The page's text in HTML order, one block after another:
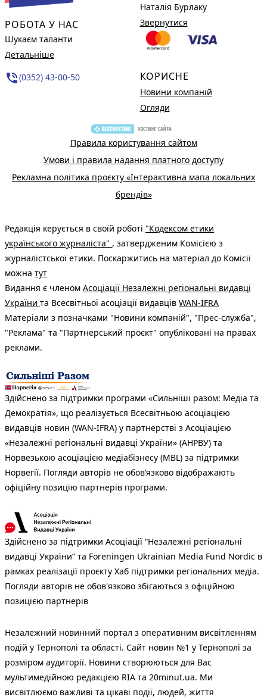
РОБОТА У НАС
Шукаєм таланти
Детальніше
phone_in_talk(0352) 43-00-50
Наталія Бурлаку
Звернутися
КОРИСНЕ
Новини компаній
Огляди
Правила користування сайтом
Умови і правила надання платного доступу
Рекламна політика проєкту «Інтерактивна мапа локальних
брендів»
Редакція керується в своїй роботі "Кодексом етики
українського журналіста" , затвердженим Комісією з
журналістської етики. Поскаржитись на матеріал до Комісії
можна тут
Видання є членом Асоціації Незалежні регіональні видавці
України та Всесвітньої асоціації видавців WAN-IFRA
Матеріали з позначками "Новини компаній", "Прес-служба",
"Реклама" та "Партнерський проєкт" опубліковані на правах
реклами.
Здійснено за підтримки програми «Сильніші разом: Медіа та
Демократія», що реалізується Всесвітньою асоціацією
видавців новин (WAN-IFRA) у партнерстві з Асоціацією
«Незалежні регіональні видавці України» (АНРВУ) та
Норвезькою асоціацією медіабізнесу (MBL) за підтримки
Норвегії. Погляди авторів не обов’язково відображають
офіційну позицію партнерів програми.
Здійснено за підтримки Асоціації “Незалежні регіональні
видавці України” та Foreningen Ukrainian Media Fund Nordic в
рамках реалізації проєкту Хаб підтримки регіональних медіа.
Погляди авторів не обов'язково збігаються з офіційною
позицією партнерів
Незалежний новинний портал з оперативним висвітленням
подій у Тернополі та області. Сайт новин №1 у Тернополі за
розміром аудиторії. Новини створюються для Вас
мультимедійною редакцією RIA та 20minut.ua. Ми
висвітлюємо важливі та цікаві події, людей, життя